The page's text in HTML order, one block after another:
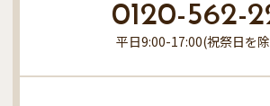
0120-562-
平日9:00-17:00(祝祭日を